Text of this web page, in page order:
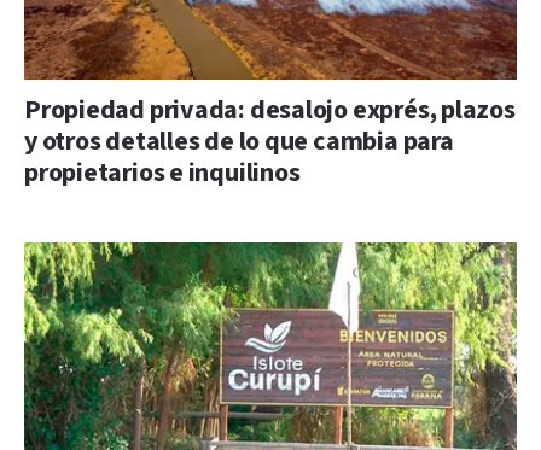
Propiedad privada: desalojo exprés, plazos
y otros detalles de lo que cambia para
propietarios e inquilinos